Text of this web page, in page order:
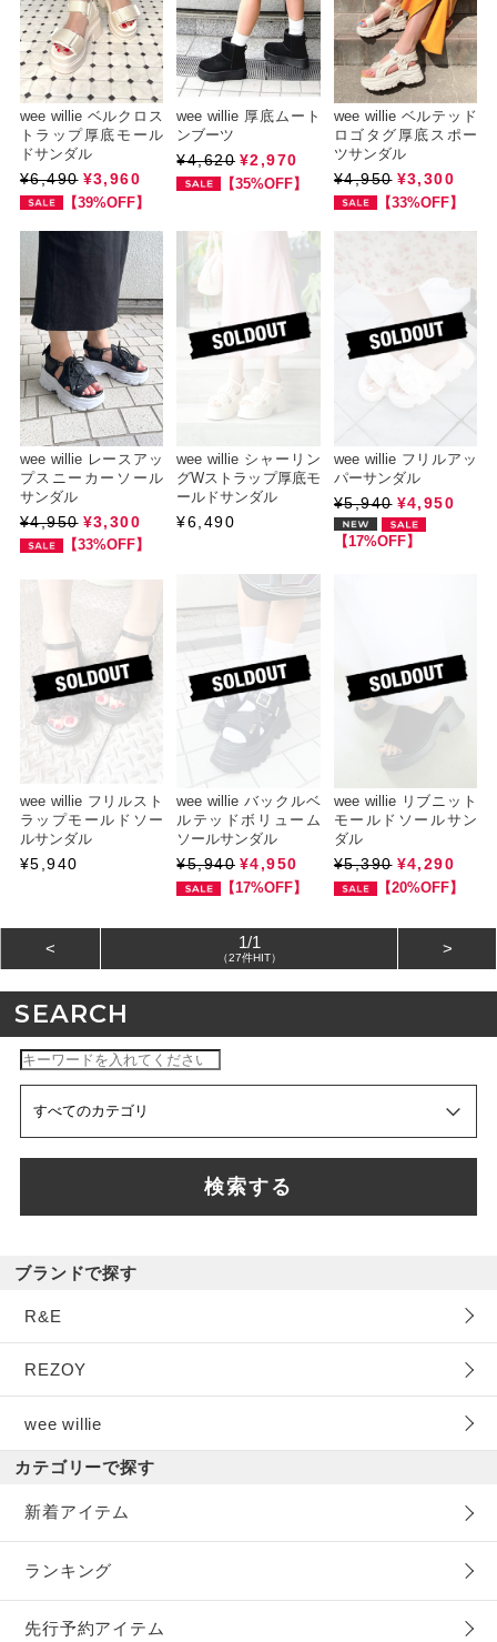
wee willie ベルクロス
トラップ厚底モール
ドサンダル
¥6,490 ¥3,960
【39%OFF】
wee willie 厚底ムート
ンブーツ
¥4,620 ¥2,970
【35%OFF】
wee willie ベルテッド
ロゴタグ厚底スポー
ツサンダル
¥4,950 ¥3,300
【33%OFF】
wee willie レースアッ
プスニーカーソール
サンダル
¥4,950 ¥3,300
【33%OFF】
wee willie シャーリン
グWストラップ厚底モ
ールドサンダル
¥6,490
wee willie フリルアッ
パーサンダル
¥5,940 ¥4,950
【17%OFF】
wee willie フリルスト
ラップモールドソー
ルサンダル
¥5,940
wee willie バックルベ
ルテッドボリューム
ソールサンダル
¥5,940 ¥4,950
【17%OFF】
wee willie リブニット
モールドソールサン
ダル
¥5,390 ¥4,290
【20%OFF】
< 1/1
（27件HIT） >
SEARCH
検索する
ブランドで探す
R&E
REZOY
wee willie
カテゴリーで探す
新着アイテム
ランキング
先行予約アイテム